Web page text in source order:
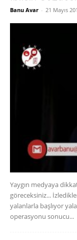
Banu Avar - 21 Mayıs
Yaygın medyaya
göreceksiniz...
yalanlarla başlıyor
operasyonu sonucu...